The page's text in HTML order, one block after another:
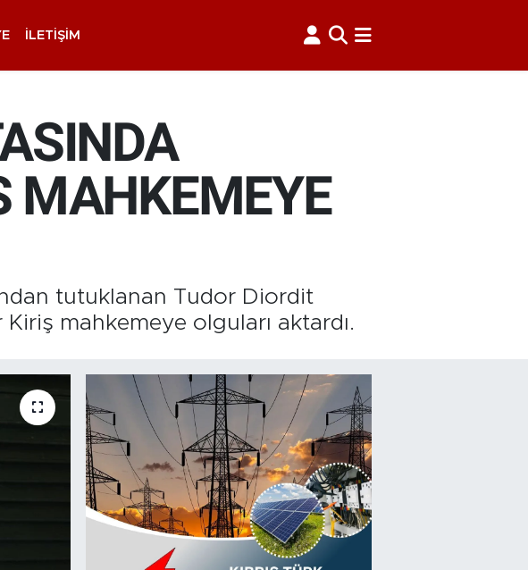
İLETIŞIM
MAHKEMEYE
tutuklanan Tudor Diordit
mahkemeye olguları aktardı.